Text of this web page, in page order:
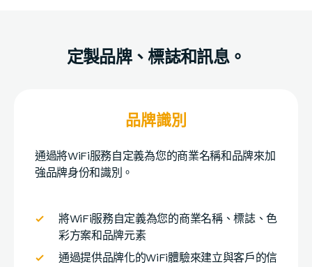
定製品牌、標誌和訊息。
品牌識別
通過將WiFi服務自定義為您的商業名稱和品牌來加
強品牌身份和識別。
將WiFi服務自定義為您的商業名稱、標誌、色
彩方案和品牌元素
通過提供品牌化的WiFi體驗來建立與客戶的信